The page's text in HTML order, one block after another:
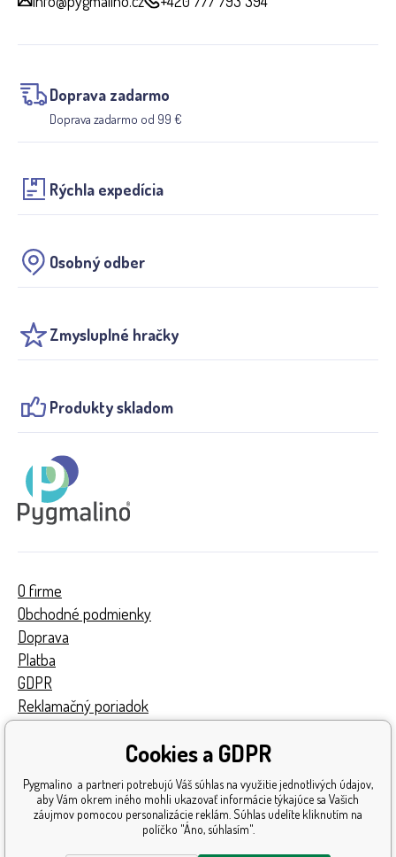
Doprava zadarmo
Doprava zadarmo od 99 €
Rýchla expedícia
Osobný odber
Zmysluplné hračky
Produkty skladom
O firme
Obchodné podmienky
Doprava
Platba
GDPR
Reklamačný poriadok
Získané ocenenia
Katalóg hračiek
Mapa stránok
Cookies a GDPR
Pygmalino a partneri potrebujú Váš súhlas na využitie jednotlivých údajov,
aby Vám okrem iného mohli ukazovať informácie týkajúce sa Vašich
záujmov pomocou personalizácie reklám. Súhlas udelíte kliknutím na
políčko "Áno, súhlasím".